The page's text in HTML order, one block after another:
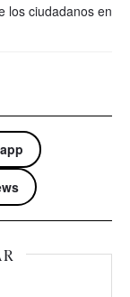
los ciudadanos en